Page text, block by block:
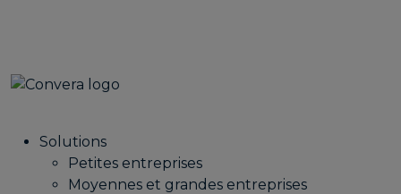
Solutions
Petites entreprises
Moyennes et grandes entreprises